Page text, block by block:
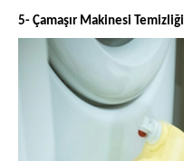
5- Çamaşır Makinesi Temizliği